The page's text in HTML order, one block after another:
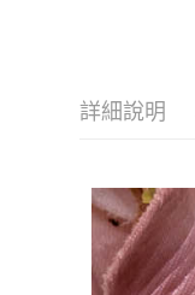
詳細說明